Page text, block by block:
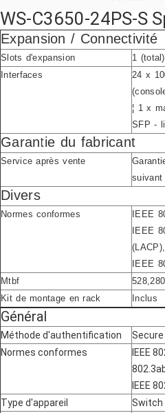
WS-C3650-24PS-S
Expansion / Connectivité
Slots d'expansion
1
Interfaces
24 x
¦ 1 x
SFP -
Garantie du fabricant
Service après vente
suivant
Divers
Normes conformes
IEEE
IEEE
IEEE
Mtbf
Kit de montage en rack
Inclus
Général
Méthode d'authentification
Secure
Normes conformes
IEEE
IEEE
Type d'appareil
Switch